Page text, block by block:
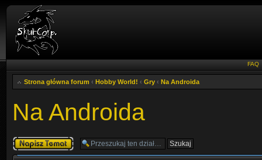
FAQ
Strona główna forum ‹ Hobby World! ‹ Gry ‹ Na Androida
Na Androida
Napisz wątek